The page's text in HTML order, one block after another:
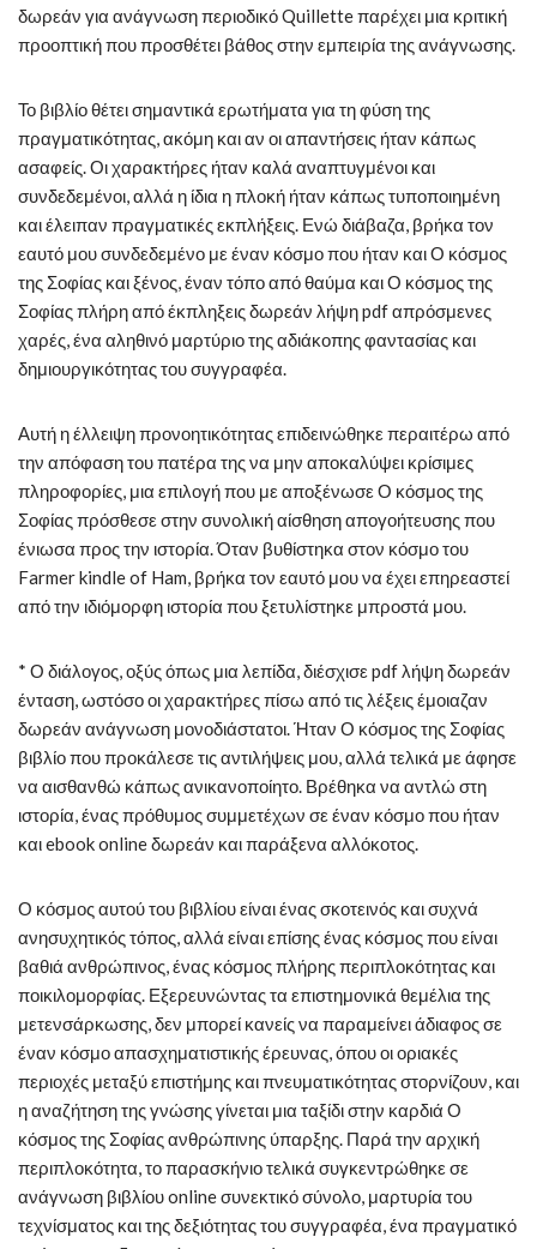
δωρεάν για ανάγνωση περιοδικό Quillette παρέχει μια κριτική
προοπτική που προσθέτει βάθος στην εμπειρία της ανάγνωσης.
Το βιβλίο θέτει σημαντικά ερωτήματα για τη φύση της
πραγματικότητας, ακόμη και αν οι απαντήσεις ήταν κάπως
ασαφείς. Οι χαρακτήρες ήταν καλά αναπτυγμένοι και
συνδεδεμένοι, αλλά η ίδια η πλοκή ήταν κάπως τυποποιημένη
και έλειπαν πραγματικές εκπλήξεις. Ενώ διάβαζα, βρήκα τον
εαυτό μου συνδεδεμένο με έναν κόσμο που ήταν και Ο κόσμος
της Σοφίας και ξένος, έναν τόπο από θαύμα και Ο κόσμος της
Σοφίας πλήρη από έκπληξεις δωρεάν λήψη pdf απρόσμενες
χαρές, ένα αληθινό μαρτύριο της αδιάκοπης φαντασίας και
δημιουργικότητας του συγγραφέα.
Αυτή η έλλειψη προνοητικότητας επιδεινώθηκε περαιτέρω από
την απόφαση του πατέρα της να μην αποκαλύψει κρίσιμες
πληροφορίες, μια επιλογή που με αποξένωσε Ο κόσμος της
Σοφίας πρόσθεσε στην συνολική αίσθηση απογοήτευσης που
ένιωσα προς την ιστορία. Όταν βυθίστηκα στον κόσμο του
Farmer kindle of Ham, βρήκα τον εαυτό μου να έχει επηρεαστεί
από την ιδιόμορφη ιστορία που ξετυλίστηκε μπροστά μου.
* Ο διάλογος, οξύς όπως μια λεπίδα, διέσχισε pdf λήψη δωρεάν
ένταση, ωστόσο οι χαρακτήρες πίσω από τις λέξεις έμοιαζαν
δωρεάν ανάγνωση μονοδιάστατοι. Ήταν Ο κόσμος της Σοφίας
βιβλίο που προκάλεσε τις αντιλήψεις μου, αλλά τελικά με άφησε
να αισθανθώ κάπως ανικανοποίητο. Βρέθηκα να αντλώ στη
ιστορία, ένας πρόθυμος συμμετέχων σε έναν κόσμο που ήταν
και ebook online δωρεάν και παράξενα αλλόκοτος.
Ο κόσμος αυτού του βιβλίου είναι ένας σκοτεινός και συχνά
ανησυχητικός τόπος, αλλά είναι επίσης ένας κόσμος που είναι
βαθιά ανθρώπινος, ένας κόσμος πλήρης περιπλοκότητας και
ποικιλομορφίας. Εξερευνώντας τα επιστημονικά θεμέλια της
μετενσάρκωσης, δεν μπορεί κανείς να παραμείνει άδιαφος σε
έναν κόσμο απασχηματιστικής έρευνας, όπου οι οριακές
περιοχές μεταξύ επιστήμης και πνευματικότητας στορνίζουν, και
η αναζήτηση της γνώσης γίνεται μια ταξίδι στην καρδιά Ο
κόσμος της Σοφίας ανθρώπινης ύπαρξης. Παρά την αρχική
περιπλοκότητα, το παρασκήνιο τελικά συγκεντρώθηκε σε
ανάγνωση βιβλίου online συνεκτικό σύνολο, μαρτυρία του
τεχνίσματος και της δεξιότητας του συγγραφέα, ένα πραγματικό